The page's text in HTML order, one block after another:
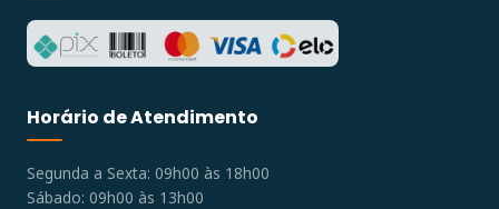
Horário de Atendimento
Segunda a Sexta: 09h00 às 18h00
Sábado: 09h00 às 13h00